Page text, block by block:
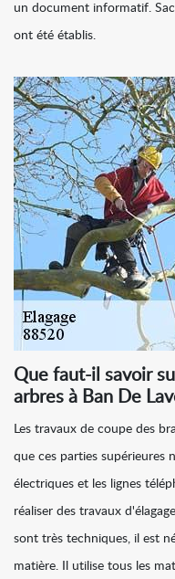
un document informatif.
ont été établis.
Que faut-il savoir
arbres à Ban De
Les travaux de coupe des
que ces parties supérieures
électriques et les lignes
réaliser des travaux
sont très techniques, il est
matière. Il utilise tous les